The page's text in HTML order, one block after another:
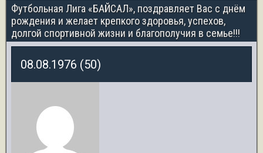
Футбольная Лига «БАЙСАЛ», поздравляет Вас с днём
рождения и желает крепкого здоровья, успехов,
долгой спортивной жизни и благополучия в семье!!!
08.08.1976 (50)